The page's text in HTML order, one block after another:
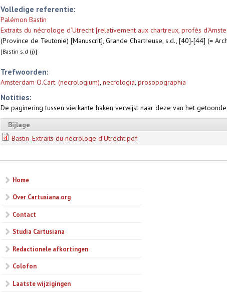
Volledige referentie:
Palémon Bastin
Extraits du nécrologe d’Utrecht [relativement aux chartreux, profès
(Province de Teutonie) [Manuscrit], Grande Chartreuse, s.d., [40]-[44] (=
[Bastin s.d (j)]
Trefwoorden:
Amsterdam O.Cart. (necrologium), necrologia, prosopographia
Notities:
De paginering tussen vierkante haken verwijst naar deze van het
Bijlage
Bastin_Extraits du nécrologe d’Utrecht.pdf
Home
Over Cartusiana.org
Contact
Studia Cartusiana
Redactionele afkortingen
Colofon
Laatste wijzigingen